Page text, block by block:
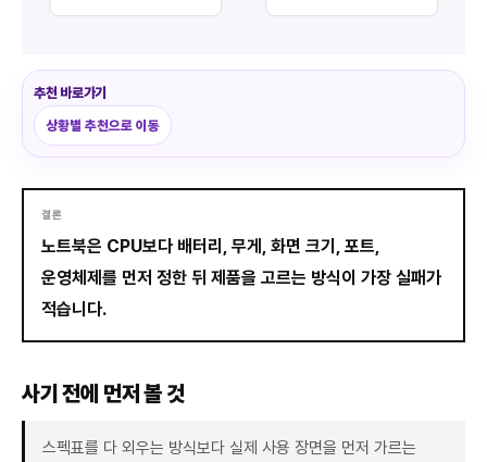
추천 바로가기
상황별 추천으로 이동
결론
노트북은 CPU보다 배터리, 무게, 화면 크기, 포트,
운영체제를 먼저 정한 뒤 제품을 고르는 방식이 가장 실패가
적습니다.
사기 전에 먼저 볼 것
스펙표를 다 외우는 방식보다 실제 사용 장면을 먼저 가르는